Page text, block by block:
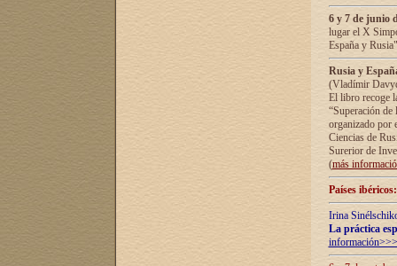
6 y 7 de junio
lugar el X
España y
Rusia y
(Vladímir
El libro recoge
“Superación
organizado por
Ciencias de
Surerior de
(más
Países
Irina
La práctica
información>>>